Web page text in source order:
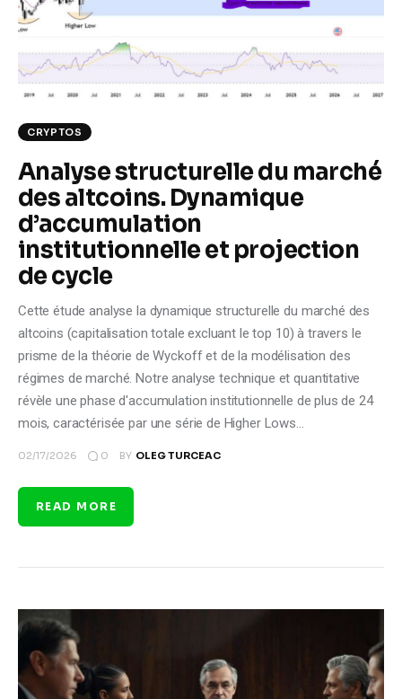
Climate
Markets
Shop
CRYPTOS
Analyse structurelle du marché
des altcoins. Dynamique
d’accumulation
institutionnelle et projection
de cycle
Cette étude analyse la dynamique structurelle du marché des
altcoins (capitalisation totale excluant le top 10) à travers le
prisme de la théorie de Wyckoff et de la modélisation des
régimes de marché. Notre analyse technique et quantitative
révèle une phase d'accumulation institutionnelle de plus de 24
mois, caractérisée par une série de Higher Lows…
02/17/2026 0 BY OLEG TURCEAC
READ MORE